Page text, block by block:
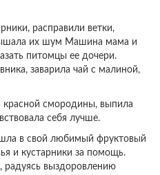
расправили ветки,
их шум Машина мама и
питомцы ее дочери.
заварила чай с малиной,
красной смородины, выпила
себя лучше.
в свой любимый фруктовый
и кустарники за помощь.
радуясь выздоровлению